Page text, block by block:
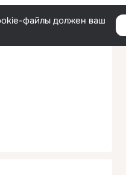
файлы должен ваш